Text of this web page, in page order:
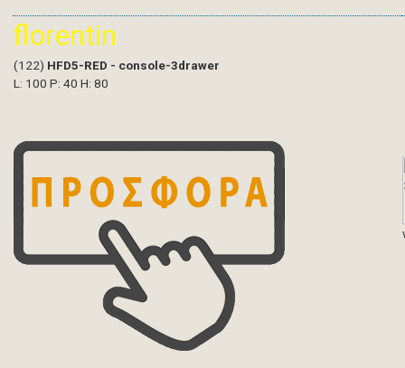
florentin
(122) HFD5-RED - console-3drawer
L: 100 P: 40 H: 80